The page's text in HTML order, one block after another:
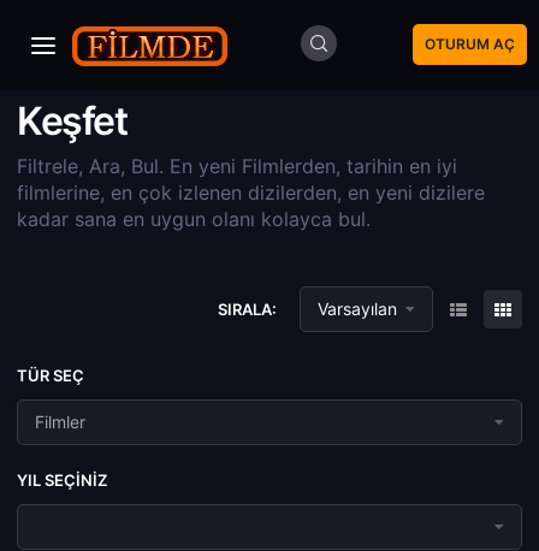
OTURUM AÇ
Keşfet
Filtrele, Ara, Bul. En yeni Filmlerden, tarihin en iyi
filmlerine, en çok izlenen dizilerden, en yeni dizilere
kadar sana en uygun olanı kolayca bul.
SIRALA: Varsayılan
TÜR SEÇ
Filmler
YIL SEÇINIZ